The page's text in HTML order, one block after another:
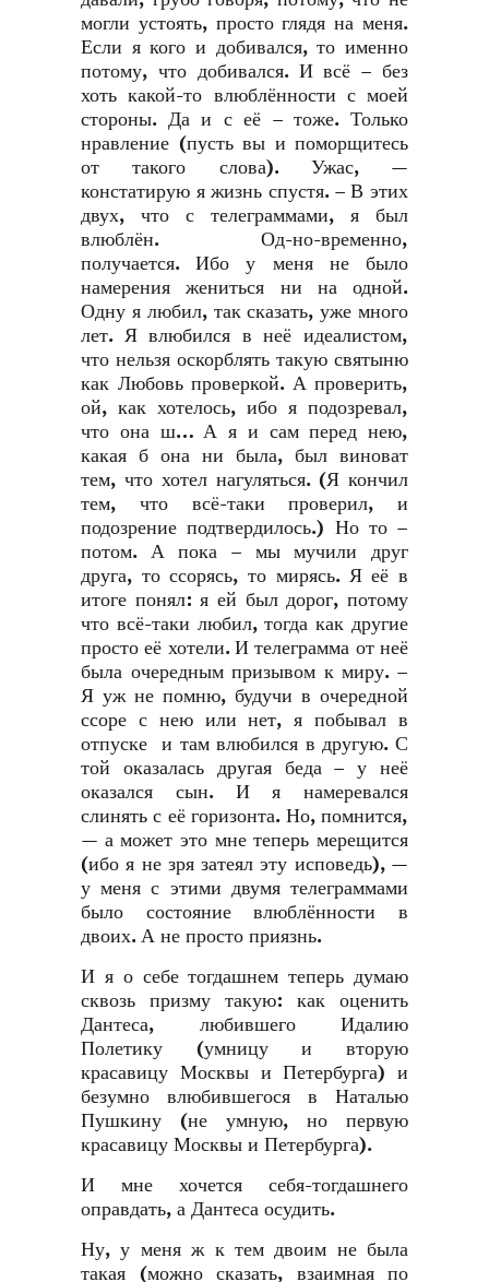
могли устоять, просто глядя на меня.
Если я кого и добивался, то именно
потому, что добивался. И всё – без
хоть какой-то влюблённости с моей
стороны. Да и с её – тоже. Только
нравление (пусть вы и поморщитесь
от такого слова). Ужас, —
констатирую я жизнь спустя. – В этих
двух, что с телеграммами, я был
влюблён. Од-но-временно,
получается. Ибо у меня не было
намерения жениться ни на одной.
Одну я любил, так сказать, уже много
лет. Я влюбился в неё идеалистом,
что нельзя оскорблять такую святыню
как Любовь проверкой. А проверить,
ой, как хотелось, ибо я подозревал,
что она ш… А я и сам перед нею,
какая б она ни была, был виноват
тем, что хотел нагуляться. (Я кончил
тем, что всё-таки проверил, и
подозрение подтвердилось.) Но то –
потом. А пока – мы мучили друг
друга, то ссорясь, то мирясь. Я её в
итоге понял: я ей был дорог, потому
что всё-таки любил, тогда как другие
просто её хотели. И телеграмма от неё
была очередным призывом к миру. –
Я уж не помню, будучи в очередной
ссоре с нею или нет, я побывал в
отпуске и там влюбился в другую. С
той оказалась другая беда – у неё
оказался сын. И я намеревался
слинять с её горизонта. Но, помнится,
— а может это мне теперь мерещится
(ибо я не зря затеял эту исповедь), —
у меня с этими двумя телеграммами
было состояние влюблённости в
двоих. А не просто приязнь.
И я о себе тогдашнем теперь думаю
сквозь призму такую: как оценить
Дантеса, любившего Идалию
Полетику (умницу и вторую
красавицу Москвы и Петербурга) и
безумно влюбившегося в Наталью
Пушкину (не умную, но первую
красавицу Москвы и Петербурга).
И мне хочется себя-тогдашнего
оправдать, а Дантеса осудить.
Ну, у меня ж к тем двоим не была
такая (можно сказать, взаимная по